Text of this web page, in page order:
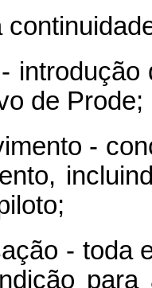
- introdução
de Prode;
-
- toda